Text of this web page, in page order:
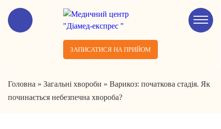
ЗАПИСАТИСЯ НА ПРИЙОМ
Головна » Загальні хвороби » Варикоз: початкова стадія. Як
починається небезпечна хвороба?